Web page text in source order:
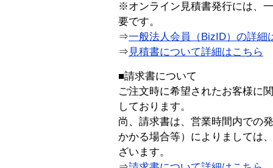
※オンライン見積書発行には、
要です。
⇒一般法人会員（BizID）の詳細
⇒ 見積書について詳細はこちら
■請求書について
ご注文時に希望されたお客様に
しております。
尚、請求書は、営業時間内での
かかる場合等）によりましては
ざいます。